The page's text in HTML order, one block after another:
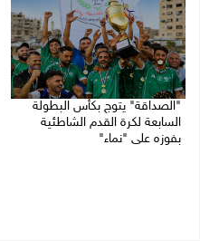
"الصداقة" يتوج بكأس البطولة
السابعة لكرة القدم الشاطئية
بفوزه على "نماء"